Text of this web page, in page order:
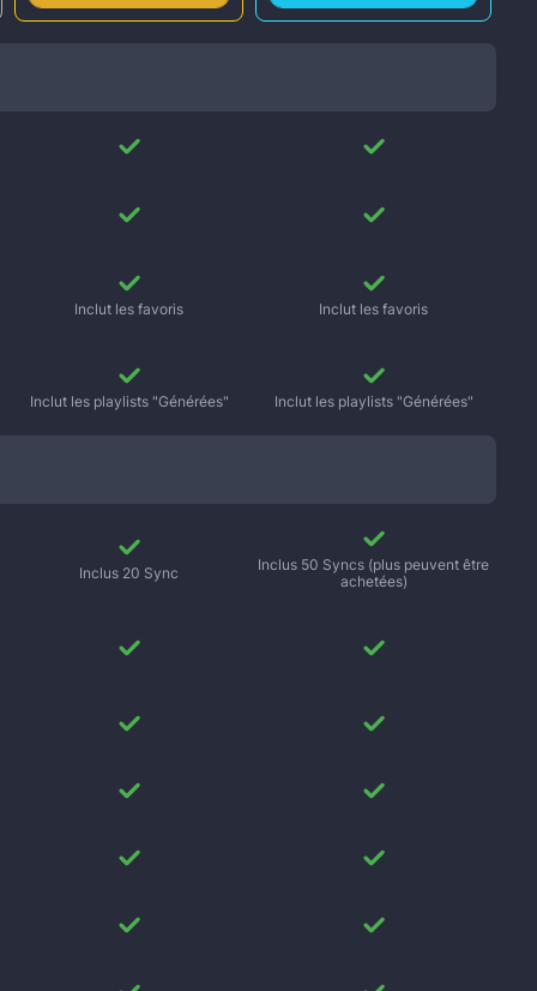
Inclut les favoris Inclut les favoris
Inclut les playlists "Générées" Inclut les playlists "Générées"
Inclus 20 Sync
Inclus 50 Syncs (plus peuvent être
achetées)